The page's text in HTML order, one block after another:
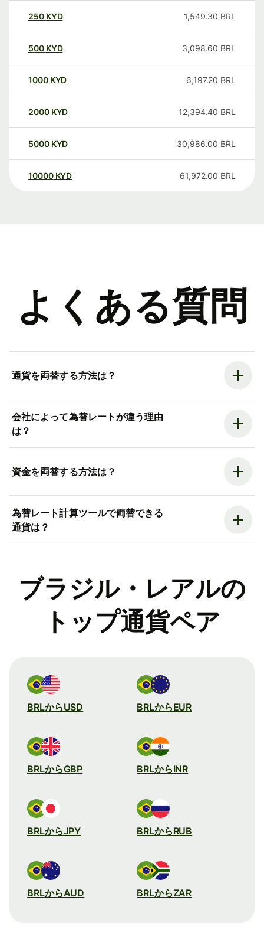
250 KYD 1,549.30 BRL
500 KYD 3,098.60 BRL
1000 KYD 6,197.20 BRL
2000 KYD 12,394.40 BRL
5000 KYD 30,986.00 BRL
10000 KYD 61,972.00 BRL
よくある質問
通貨を両替する方法は？
会社によって為替レートが違う理由
は？
資金を両替する方法は？
為替レート計算ツールで両替できる
通貨は？
ブラジル・レアルの
トップ通貨ペア
BRLからUSD BRLからEUR
BRLからGBP BRLからINR
BRLからJPY BRLからRUB
BRLからAUD BRLからZAR